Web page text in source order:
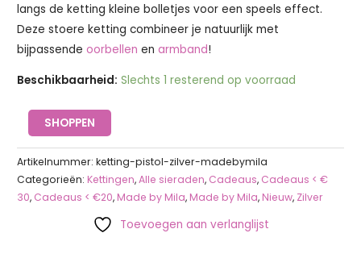
langs de ketting kleine bolletjes voor een speels effect.
Deze stoere ketting combineer je natuurlijk met
bijpassendeoorbellenenarmband!
Beschikbaarheid: Slechts 1 resterend op voorraad
SHOPPEN
Artikelnummer:ketting-pistol-zilver-madebymila
Categorieën:Kettingen,Alle sieraden, Cadeaus, Cadeaus < €
30, Cadeaus < €20,Made by Mila,Made by Mila,Nieuw, Zilver
Toevoegen aan verlanglijst